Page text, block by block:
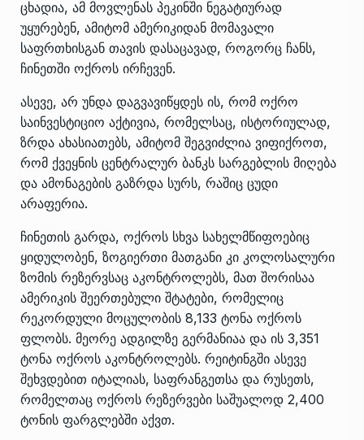
ცხადია, ამ მოვლენას პეკინში ნეგატიურად
უყურებენ, ამიტომ ამერიკიდან მომავალი
საფრთხისგან თავის დასაცავად, როგორც ჩანს,
ჩინეთში ოქროს ირჩევენ.
ასევე, არ უნდა დაგვავიწყდეს ის, რომ ოქრო
საინვესტიციო აქტივია, რომელსაც, ისტორიულად,
ზრდა ახასიათებს, ამიტომ შეგვიძლია ვიფიქროთ,
რომ ქვეყნის ცენტრალურ ბანკს სარგებლის მიღება
და ამონაგების გაზრდა სურს, რაშიც ცუდი
არაფერია.
ჩინეთის გარდა, ოქროს სხვა სახელმწიფოებიც
ყიდულობენ, ზოგიერთი მათგანი კი კოლოსალური
ზომის რეზერვსაც აკონტროლებს, მათ შორისაა
ამერიკის შეერთებული შტატები, რომელიც
რეკორდული მოცულობის 8,133 ტონა ოქროს
ფლობს. მეორე ადგილზე გერმანიაა და ის 3,351
ტონა ოქროს აკონტროლებს. რეიტინგში ასევე
შეხვდებით იტალიას, საფრანგეთსა და რუსეთს,
რომელთაც ოქროს რეზერვები საშუალოდ 2,400
ტონის ფარგლებში აქვთ.